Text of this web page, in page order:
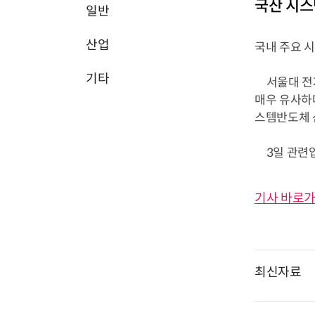
일반
산업
기타
국산 시
국내 주요
서울대 전
매우 유사
스템반도체
3일 관련
기사 바로
최신자료